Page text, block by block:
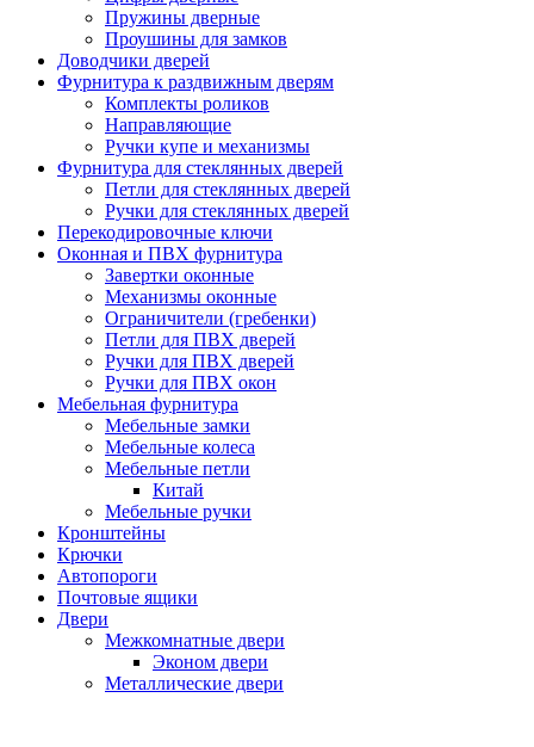
Пружины дверные
Проушины для замков
Доводчики дверей
Фурнитура к раздвижным дверям
Комплекты роликов
Направляющие
Ручки купе и механизмы
Фурнитура для стеклянных дверей
Петли для стеклянных дверей
Ручки для стеклянных дверей
Перекодировочные ключи
Оконная и ПВХ фурнитура
Завертки оконные
Механизмы оконные
Ограничители (гребенки)
Петли для ПВХ дверей
Ручки для ПВХ дверей
Ручки для ПВХ окон
Мебельная фурнитура
Мебельные замки
Мебельные колеса
Мебельные петли
Китай
Мебельные ручки
Кронштейны
Крючки
Автопороги
Почтовые ящики
Двери
Межкомнатные двери
Эконом двери
Металлические двери